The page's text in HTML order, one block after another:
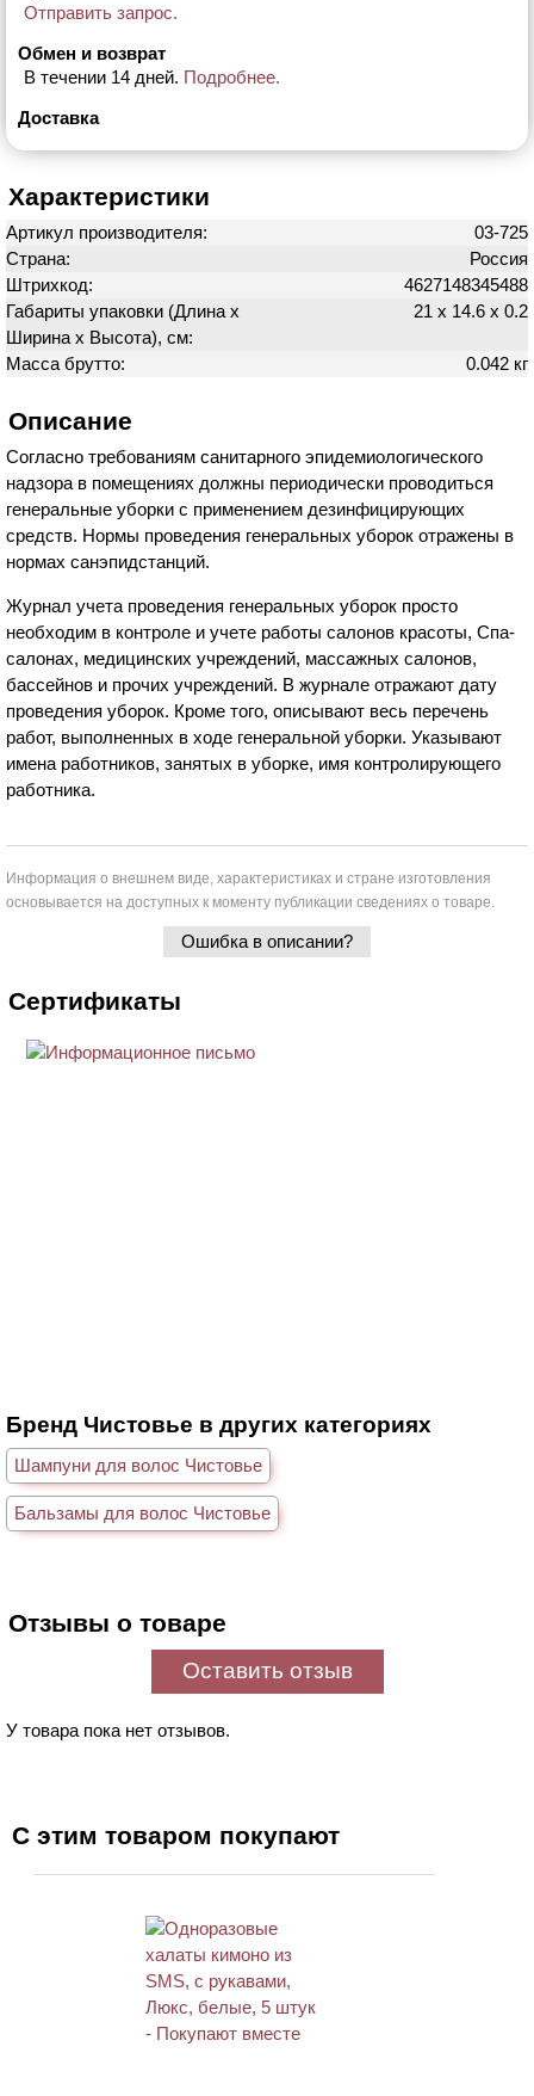
Отправить запрос.
Обмен и возврат
В течении 14 дней. Подробнее.
Доставка
Характеристики
Артикул производителя:
03-725
Страна:
Россия
Штрихкод:
4627148345488
Габариты упаковки (Длина х
Ширина х Высота), см:
21 х 14.6 х 0.2
Масса брутто: 0.042 кг
Описание
Согласно требованиям санитарного эпидемиологического
надзора в помещениях должны периодически проводиться
генеральные уборки с применением дезинфицирующих
средств. Нормы проведения генеральных уборок отражены в
нормах санэпидстанций.
Журнал учета проведения генеральных уборок просто
необходим в контроле и учете работы салонов красоты, Спа-
салонах, медицинских учреждений, массажных салонов,
бассейнов и прочих учреждений. В журнале отражают дату
проведения уборок. Кроме того, описывают весь перечень
работ, выполненных в ходе генеральной уборки. Указывают
имена работников, занятых в уборке, имя контролирующего
работника.
Информация о внешнем виде, характеристиках и стране изготовления
основывается на доступных к моменту публикации сведениях о товаре.
Ошибка в описании?
Сертификаты
Бренд Чистовье в других категориях
Шампуни для волос Чистовье
Бальзамы для волос Чистовье
Отзывы о товаре
Оставить отзыв
У товара пока нет отзывов.
С этим товаром покупают